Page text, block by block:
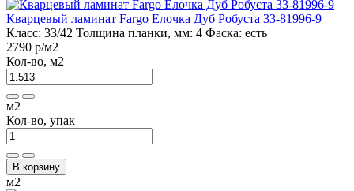
Кварцевый ламинат Fargo Елочка Дуб Робуста 33-81996-9
Класс: 33/42 Толщина планки, мм: 4 Фаска: есть
2790 р/м2
Кол-во, м2
м2
Кол-во, упак
В корзину
м2